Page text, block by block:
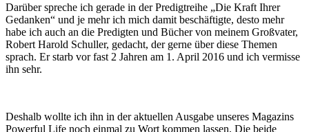
Darüber spreche ich gerade in der Predigtreihe „Die Kraft Ihrer
Gedanken“ und je mehr ich mich damit beschäftigte, desto mehr
habe ich auch an die Predigten und Bücher von meinem Großvater,
Robert Harold Schuller, gedacht, der gerne über diese Themen
sprach. Er starb vor fast 2 Jahren am 1. April 2016 und ich vermisse
ihn sehr.
Deshalb wollte ich ihn in der aktuellen Ausgabe unseres Magazins
Powerful Life noch einmal zu Wort kommen lassen. Die beide